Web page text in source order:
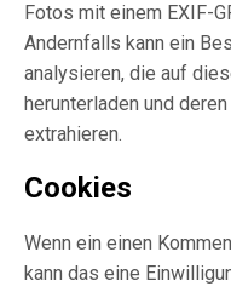
Fotos mit einem EXIF-
Andernfalls kann ein
analysieren, die auf
herunterladen und
extrahieren.
Cookies
Wenn ein einen
kann das eine